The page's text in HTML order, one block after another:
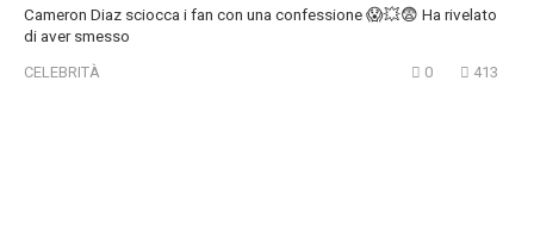
Cameron Diaz sciocca i fan con una confessione 😱💥😨 Ha rivelato
di aver smesso
CELEBRITÀ 0 413